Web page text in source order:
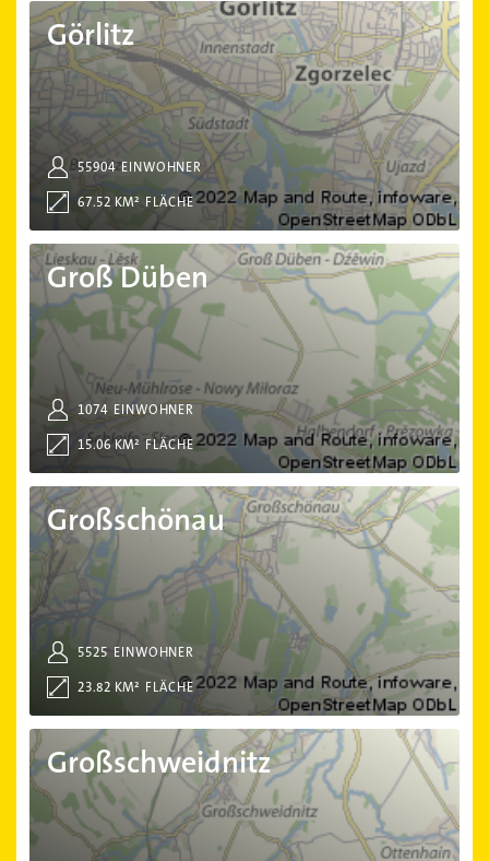
Görlitz
EINWOHNER
55904
FLÄCHE
67.52 KM²
Görlitz
Groß Düben
EINWOHNER
1074
FLÄCHE
15.06 KM²
Groß Düben
Großschönau
EINWOHNER
5525
FLÄCHE
23.82 KM²
Großschönau
Großschweidnitz
Großschweidnitz